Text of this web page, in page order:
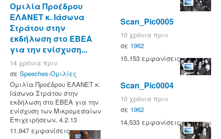
Ομιλία Προέδρου
ΕΛΑΝΕΤ κ. Ιάσωνα
Στράτου στην
εκδήλωση στο ΕΒΕΑ
για την ενίσχυση...
14 χρόνια πριν
σε Speeches-Ομιλίες
Ομιλία Προέδρου ΕΛΑΝΕΤ κ.
Ιάσωνα Στράτου στην
εκδήλωση στο ΕΒΕΑ για την
ενίσχυση των Μικρομεσαίων
Επιχειρήσεων, 4.2.13
11,947 εμφανίσεις
Scan_Pic0005
10 χρόνια πριν
σε 1962
15,153 εμφανίσεις
Scan_Pic0004
10 χρόνια πριν
σε 1962
14,533 εμφανίσεις